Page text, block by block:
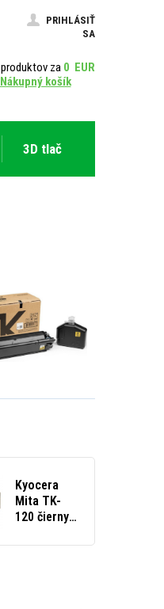
PRIHLÁSIŤ
SA
produktov za 0 EUR
Nákupný košík
3D tlač
Kyocera
Mita TK-
120 čierny
originálny